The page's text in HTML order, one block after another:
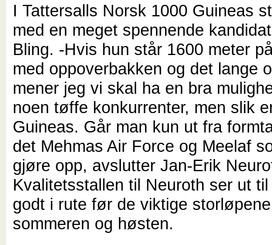
I Tattersalls Norsk 1000 Guineas
med en meget spennende
Bling. -Hvis hun står 1600 meter
med oppoverbakken og det lange
mener jeg vi skal ha en bra
noen tøffe konkurrenter, men slik
Guineas. Går man kun ut fra
det Mehmas Air Force og Meelaf
gjøre opp, avslutter Jan-Erik
Kvalitetsstallen til Neuroth ser ut
godt i rute før de viktige
sommeren og høsten.